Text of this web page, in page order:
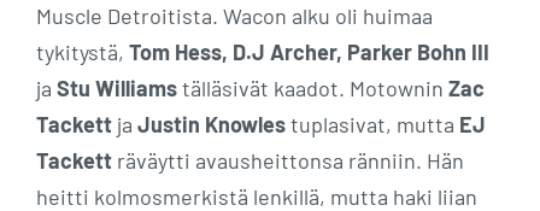
Muscle Detroitista. Wacon alku oli huimaa
tykitystä, Tom Hess, D.J Archer, Parker Bohn III
ja Stu Williamställäsivät kaadot. Motownin Zac
Tackett ja Justin Knowlestuplasivat, mutta EJ
Tackett räväytti avausheittonsa ränniin. Hän
heitti kolmosmerkistä lenkillä, mutta haki liian